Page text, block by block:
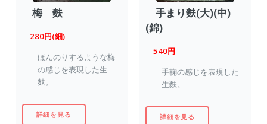
梅 麩
280円(細)
ほんのりするような梅
の感じを表現した生
麩。
詳細を見る
手まり麩(大)(中)
(錦)
540円
手鞠の感じを表現した
生麩。
詳細を見る